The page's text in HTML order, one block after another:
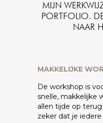
De workshop is
snelle, makkelijke
allen tijde op
zeker dat je
MAKKELIJKE
MIJN
PORTFOLIO.
NAAR